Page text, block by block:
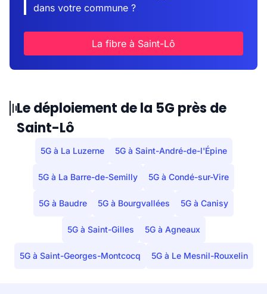
dans votre commune ?
La fibre à Saint-Lô
Le déploiement de la 5G près de
Saint-Lô
5G à La Luzerne 5G à Saint-André-de-l'Épine
5G à La Barre-de-Semilly 5G à Condé-sur-Vire
5G à Baudre 5G à Bourgvallées 5G à Canisy
5G à Saint-Gilles 5G à Agneaux
5G à Saint-Georges-Montcocq 5G à Le Mesnil-Rouxelin